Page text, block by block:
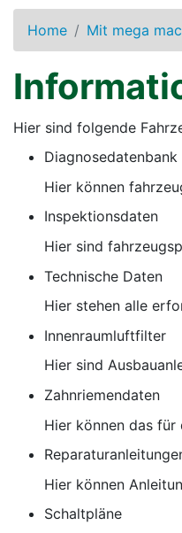
Home Mit mega
Hier sind folgende
Diagnosedatenbank
Hier können
Inspektionsdaten
Hier sind
Technische Daten
Hier stehen alle
Innenraumluftfilter
Hier sind
Zahnriemendaten
Hier können das
Hier können
Schaltpläne